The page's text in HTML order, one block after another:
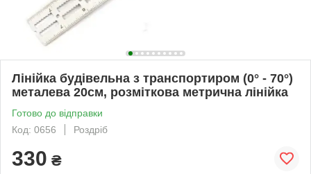
Лінійка будівельна з транспортиром (0° - 70°)
металева 20см, розміткова метрична лінійка
Готово до відправки
Код: 0656
Роздріб
330 ₴